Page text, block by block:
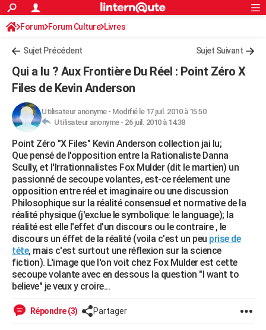
ACTUALITÉS
Politique
Société
Faits Divers
Education
Monde
Villes
+
Programme TV
TNTStreaming
Cinéma
Sorties cinéma
Musique
+FINANCE
Retraite
Impôts
Epargne
Immobilier
Risques naturels par ville
Banque
Assurance
Crédit
AUTO
Essais
Réserver un essai
Citadines
Berlines
SUV
Forum auto
HIGH-TECH
Mobiles
Meilleur smartphone
Internet
Ordinateurs
Jeux vidéo
Guide high-tech
+BRICOLAGE
Forum
Aménagement intérieur
Extérieur
Cuisine
Salle de bains
Jardinage
Rangement
WEEK-END
Guides de France
Escapades
Patrimoine
Expositions
Musées
Week-end nature
+LIFESTYLE
Art de vivre
Bien-être
Loisirs
Mode
Modes de vie
SANTE
Alimentation
Guide de la santé
Maladies
Médicaments
Sommeil
VOYAGE
Destinations
City break
Voyage nature
Voyage de noces
Forum
Climat
+PHOTO
GUIDES D'ACHAT
S'inscrire
Connexion
Forum Forum Culture Livres
Romans de science-fiction, d'Heroic Fantasy
Sujet Précédent Sujet Suivant
Qui a lu ? Aux Frontière Du Réel : Point Zéro X
Files de Kevin Anderson
Utilisateur anonyme- Modifié le 17 juil. 2010 à 15:50
Utilisateur anonyme - 26 juil. 2010 à 14:38
Point Zéro "X Files" Kevin Anderson collection jai lu;
Que pensé de l'opposition entre la Rationaliste Danna
Scully, et l'Irrationnalistes Fox Mulder (dit le martien) un
passionné de secoupe volantes, est-ce réelement une
opposition entre réel et imaginaire ou une discussion
Philosophique sur la réalité consensuel et normative de la
réalité physique (j'exclue le symbolique: le language); la
réalité est elle l'effet d'un discours ou le contraire , le
discours un éffet de la réalité (voila c'est un peu prise de
téte, mais c'est surtout une réflexion sur la science
fiction). L'image que l'on voit chez Fox Mulder est cette
secoupe volante avec en dessous la question "I want to
believe" je veux y croire...
Répondre (3) Partager